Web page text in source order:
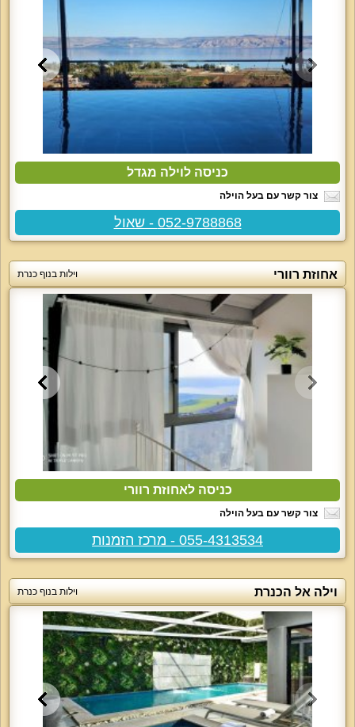
כניסה לוילה מגדל
צור קשר עם בעל הוילה
052-9788868 - שאול
אחוזת רוורי וילות בנוף כנרת
כניסה לאחוזת רוורי
צור קשר עם בעל הוילה
055-4313534 - מרכז הזמנות
וילה אל הכנרת וילות בנוף כנרת